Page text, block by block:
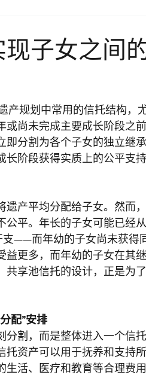
子女之间
产规划中常用的信托结构，
尚未完成主要成长阶段之
分割为各个子女的独立继
阶段获得实质上的公平支持
产平均分配给子女。然而
平。年长的子女可能已经
——而年幼的子女尚未获得
更多，而年幼的子女在其
享池信托的设计，正是为
配”安排
割，而是整体进入一个信
资产可以用于抚养和支持
活、医疗和教育等合理费